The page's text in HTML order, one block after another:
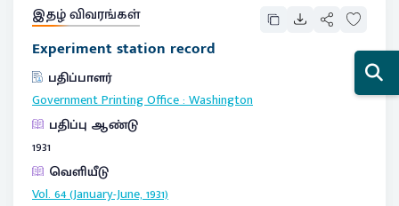
இதழ் விவரங்கள்
Experiment station record
பதிப்பாளர்
Government Printing Office:Washington
பதிப்பு ஆண்டு
1931
வெளியீடு
Vol. 64 (January-June, 1931)